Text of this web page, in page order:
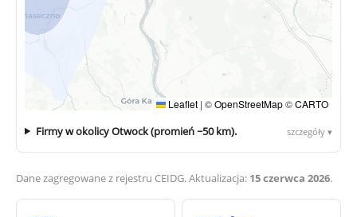
Leaflet | ©OpenStreetMap©CARTO
Firmy w okolicy Otwock (promień ~50 km). szczegóły ▾
Dane zagregowane z rejestru CEIDG. Aktualizacja: 15 czerwca 2026.